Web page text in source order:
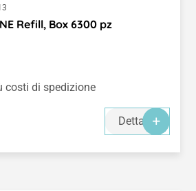
Refill, Box 6300 pz
costi di spedizione
Dettagli